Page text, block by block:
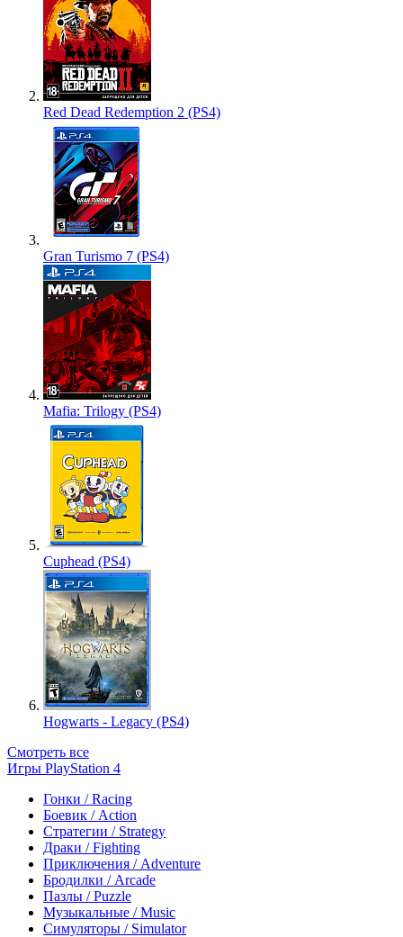
Red Dead Redemption 2 (PS4)
Gran Turismo 7 (PS4)
Mafia: Trilogy (PS4)
Cuphead (PS4)
Hogwarts - Legacy (PS4)
Смотреть все
Игры PlayStation 4
Гонки / Racing
Боевик / Action
Стратегии / Strategy
Драки / Fighting
Приключения / Adventure
Бродилки / Arcade
Пазлы / Puzzle
Музыкальные / Music
Симуляторы / Simulator